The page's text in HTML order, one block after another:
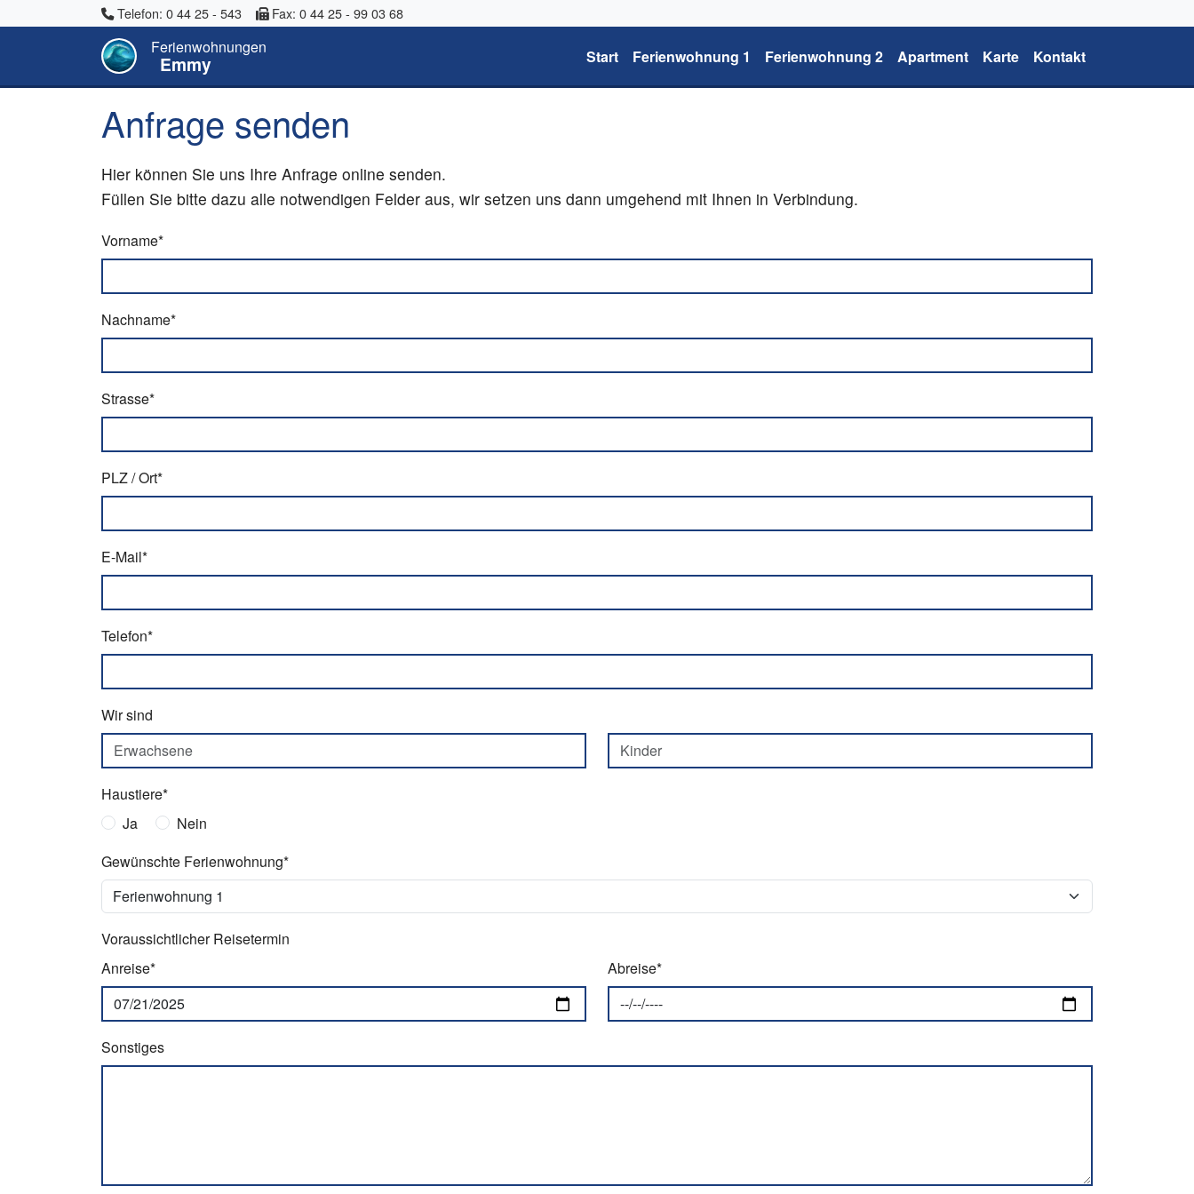
Telefon: 0 44 25 - 543 Fax: 0 44 25 - 99 03 68
Ferienwohnungen
Emmy Start Ferienwohnung 1 Ferienwohnung 2 Apartment Karte Kontakt
Anfrage senden
Hier können Sie uns Ihre Anfrage online senden.
Füllen Sie bitte dazu alle notwendigen Felder aus, wir setzen uns dann umgehend mit Ihnen in Verbindung.
Vorname*
Nachname*
Strasse*
PLZ / Ort*
E-Mail*
Telefon*
Wir sind
Haustiere*
Ja
Nein
Gewünschte Ferienwohnung*
Voraussichtlicher Reisetermin
Anreise*
Abreise*
Sonstiges